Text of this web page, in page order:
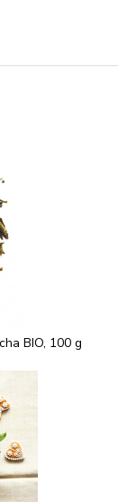
BIO, 100 g